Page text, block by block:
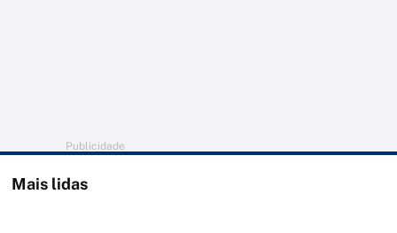
Publicidade
Mais lidas